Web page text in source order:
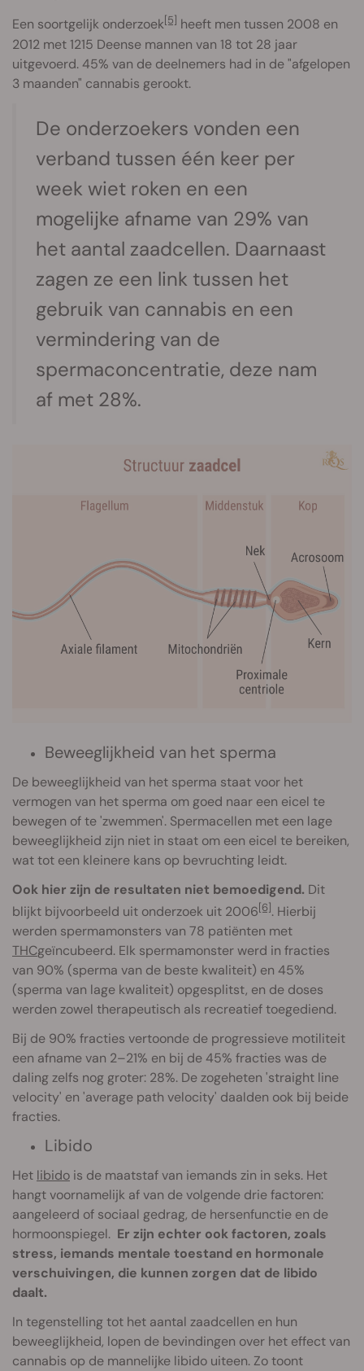
Een soortgelijk onderzoek[5] heeft men tussen 2008 en
2012 met 1215 Deense mannen van 18 tot 28 jaar
uitgevoerd. 45% van de deelnemers had in de "afgelopen
3 maanden" cannabis gerookt.
De onderzoekers vonden een
verband tussen één keer per
week wiet roken en een
mogelijke afname van 29% van
het aantal zaadcellen. Daarnaast
zagen ze een link tussen het
gebruik van cannabis en een
vermindering van de
spermaconcentratie, deze nam
af met 28%.
Beweeglijkheid van het sperma
De beweeglijkheid van het sperma staat voor het
vermogen van het sperma om goed naar een eicel te
bewegen of te 'zwemmen'. Spermacellen met een lage
beweeglijkheid zijn niet in staat om een eicel te bereiken,
wat tot een kleinere kans op bevruchting leidt.
Ook hier zijn de resultaten niet bemoedigend. Dit
blijkt bijvoorbeeld uit onderzoek uit 2006[6]. Hierbij
werden spermamonsters van 78 patiënten met
THCgeïncubeerd. Elk spermamonster werd in fracties
van 90% (sperma van de beste kwaliteit) en 45%
(sperma van lage kwaliteit) opgesplitst, en de doses
werden zowel therapeutisch als recreatief toegediend.
Bij de 90% fracties vertoonde de progressieve motiliteit
een afname van 2–21% en bij de 45% fracties was de
daling zelfs nog groter: 28%. De zogeheten 'straight line
velocity' en 'average path velocity' daalden ook bij beide
fracties.
Libido
Het libido is de maatstaf van iemands zin in seks. Het
hangt voornamelijk af van de volgende drie factoren:
aangeleerd of sociaal gedrag, de hersenfunctie en de
hormoonspiegel. Er zijn echter ook factoren, zoals
stress, iemands mentale toestand en hormonale
verschuivingen, die kunnen zorgen dat de libido
daalt.
In tegenstelling tot het aantal zaadcellen en hun
beweeglijkheid, lopen de bevindingen over het effect van
cannabis op de mannelijke libido uiteen. Zo toont